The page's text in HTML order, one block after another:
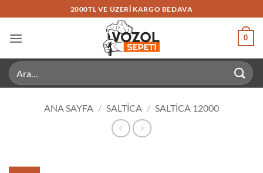
atla
2000TL VE ÜZERI KARGO BEDAVA
0
Ara:
ANA SAYFA / SALTICA / SALTICA 12000